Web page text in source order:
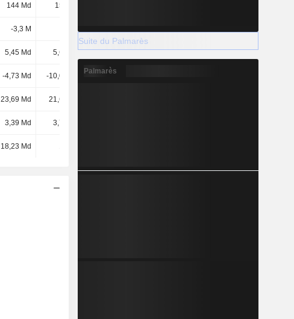
144 Md 155 Md
-3,3 M -30 M
5,45 Md 5,63 Md 7,25 Md 8,2 Md
-4,73 Md -10,03 Md -14,38 Md
23,69 Md 21,63 Md
3,39 Md 3,75 Md
18,23 Md
Suite du Palmarès
Palmarès